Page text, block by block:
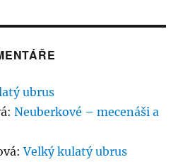
ubrus
:Neuberkové – mecenáši a
:Velký kulatý ubrus